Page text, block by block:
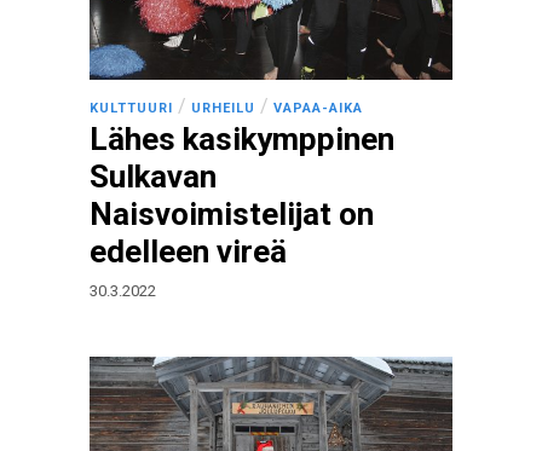
KULTTUURI / URHEILU / VAPAA-AIKA
Lähes kasikymppinen
Sulkavan
Naisvoimistelijat on
edelleen vireä
30.3.2022